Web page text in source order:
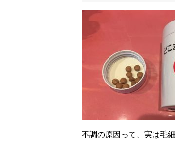
不調の原因って、実は毛